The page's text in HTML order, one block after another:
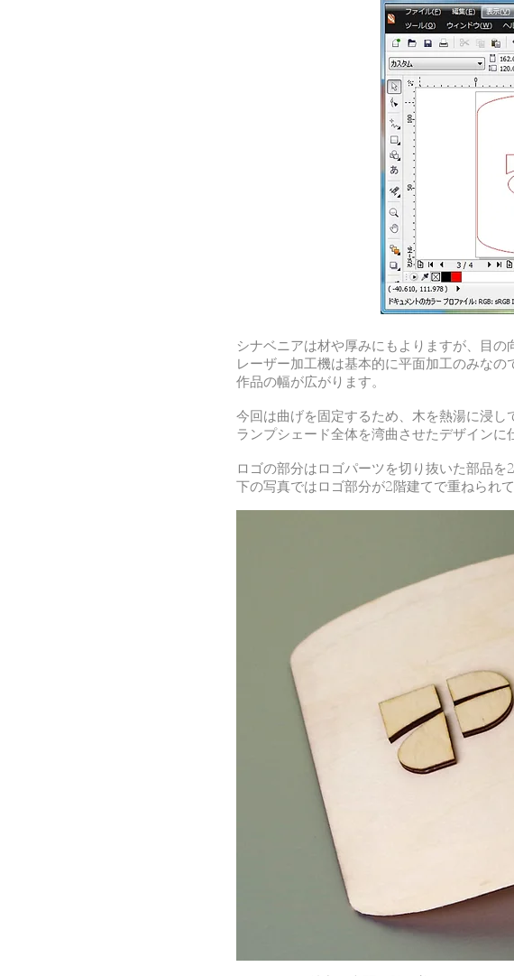
シナベニアは材や厚みにもよりますが、目
レーザー加工機は基本的に平面加工のみな
作品の幅が広がります。
今回は曲げを固定するため、木を熱湯に浸
ランプシェード全体を湾曲させたデザインに
ロゴの部分はロゴパーツを切り抜いた部品
下の写真ではロゴ部分が2階建てで重ねられ